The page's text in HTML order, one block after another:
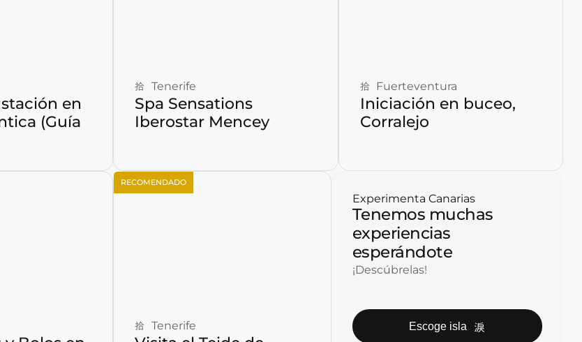
en
(Guía
Tenerife
Spa Sensations
Iberostar Mencey
Fuerteventura
Iniciación en buceo,
Corralejo
RECOMENDADO
Tenerife
Experimenta Canarias
Tenemos muchas
experiencias
esperándote
¡Descúbrelas!
Escoge isla